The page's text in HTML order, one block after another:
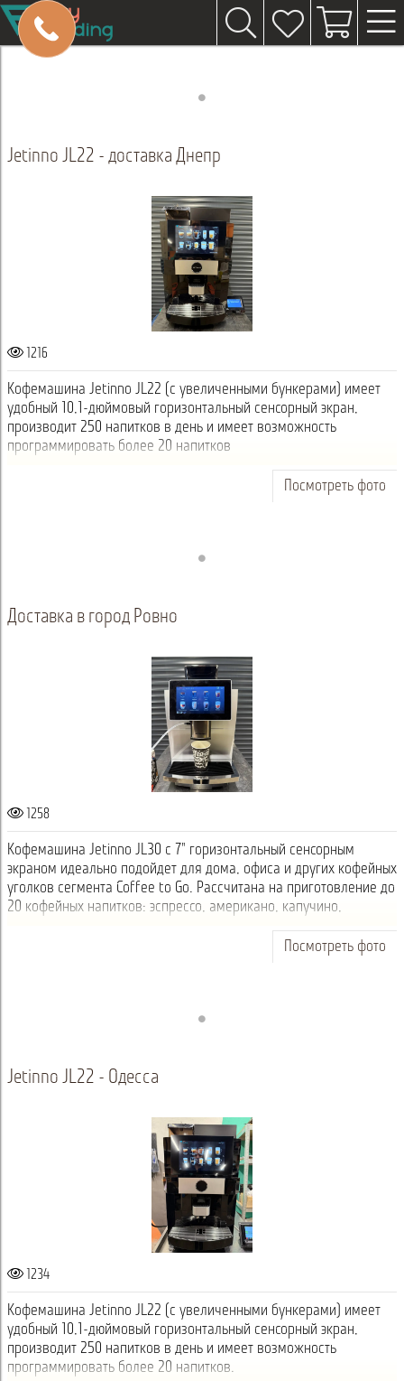
Jetinno JL22 - доставка Днепр
1216
Кофемашина Jetinno JL22 (с увеличенными бункерами) имеет
удобный 10,1-дюймовый горизонтальный сенсорный экран,
производит 250 напитков в день и имеет возможность
программировать более 20 напитков
Посмотреть фото
Доставка в город Ровно
1258
Кофемашина Jetinno JL30 с 7" горизонтальный сенсорным
экраном идеально подойдет для дома, офиса и других кофейных
уголков сегмента Coffee to Go. Рассчитана на приготовление до
20 кофейных напитков: эспрессо, американо, капучино,
Посмотреть фото
Jetinno JL22 - Одесса
1234
Кофемашина Jetinno JL22 (с увеличенными бункерами) имеет
удобный 10,1-дюймовый горизонтальный сенсорный экран,
производит 250 напитков в день и имеет возможность
программировать более 20 напитков.